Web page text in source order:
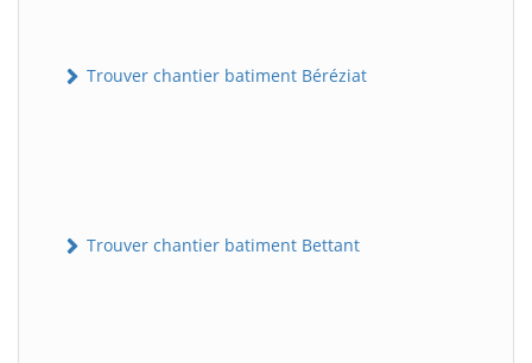
Trouver chantier batiment Béréziat
Trouver chantier batiment Bettant